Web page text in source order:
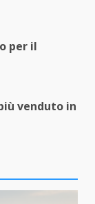
per il
venduto in